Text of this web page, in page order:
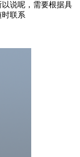
说呢，需要根据具
联系